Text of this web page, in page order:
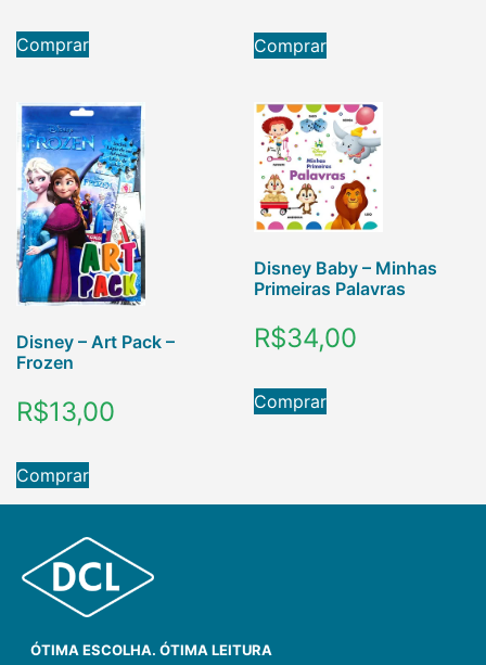
Comprar Comprar
Disney – Art Pack –
Frozen
R$13,00
Comprar
Disney Baby – Minhas
Primeiras Palavras
R$34,00
Comprar
ÓTIMA ESCOLHA. ÓTIMA LEITURA